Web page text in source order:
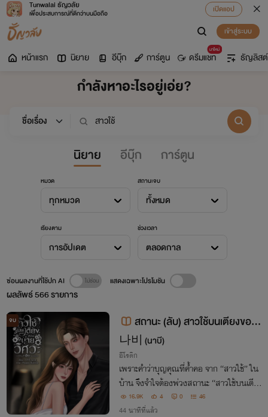
Tunwalai ธัญวลัย
เพื่อประสบการณ์ที่ดีกว่าบนมือถือ
เปิดแอป
เข้าสู่ระบบ
หน้าแรก นิยาย อีบุ๊ก การ์ตูน
มาใหม่
ดรีมแชท ธัญลิสต์
กำลังหาอะไรอยู่เอ่ย?
นิยาย อีบุ๊ก การ์ตูน
หมวด
ทุกหมวด
สถานะจบ
ทั้งหมด
เรียงตาม
การอัปเดต
ช่วงเวลา
ตลอดกาล
ผลลัพธ์566รายการ
ซ่อนผลงานที่ใช้ปก AI แสดงเฉพาะโปรโมชัน
จบ
สถานะ (ลับ) สาวใช้บนเตียงของน
ายวิศวะ [มี E-BOOK]
나비 (นาบี)
อีโรติก
เพราะคำว่าบุญคุณที่ค้ำคอ จาก “สาวใช้” ใน
บ้าน จึงจำใจต้องพ่วงสถานะ “สาวใช้บนเตีย
ง” ของลูกชายเจ้าของบ้าน
16.9K 4 0 46
44 นาทีที่แล้ว